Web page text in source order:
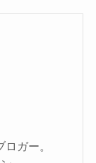
ガー。